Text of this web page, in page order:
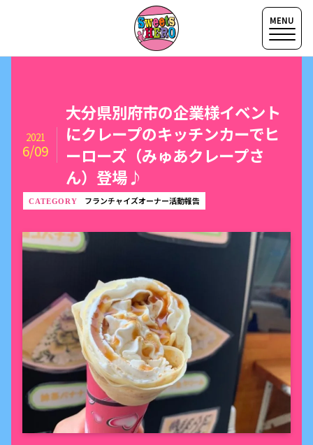
大分県別府市の企業様イベント
にクレープのキッチンカーでヒ
ーローズ（みゅあクレープさ
ん）登場♪
2021
6/09
フランチャイズオーナー活動報告